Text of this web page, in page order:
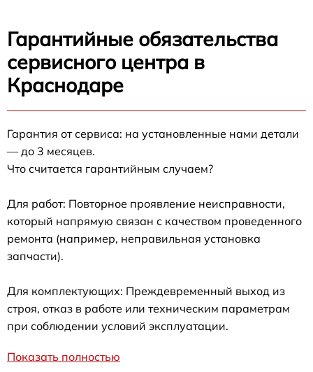
Гарантийные обязательства
сервисного центра в
Краснодаре
Гарантия от сервиса: на установленные нами детали
— до 3 месяцев.
Что считается гарантийным случаем?
Для работ: Повторное проявление неисправности,
который напрямую связан с качеством проведенного
ремонта (например, неправильная установка
запчасти).
Для комплектующих: Преждевременный выход из
строя, отказ в работе или техническим параметрам
при соблюдении условий эксплуатации.
Показать полностью